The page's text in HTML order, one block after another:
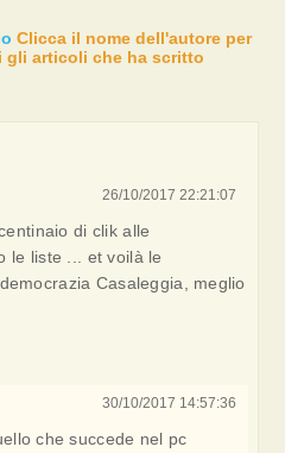
Clicca il nome dell'autore per
gli articoli che ha scritto
26/10/2017 22:21:07
di clik alle
le liste ... et voilà le
Casaleggia, meglio
30/10/2017 14:57:36
che succede nel pc